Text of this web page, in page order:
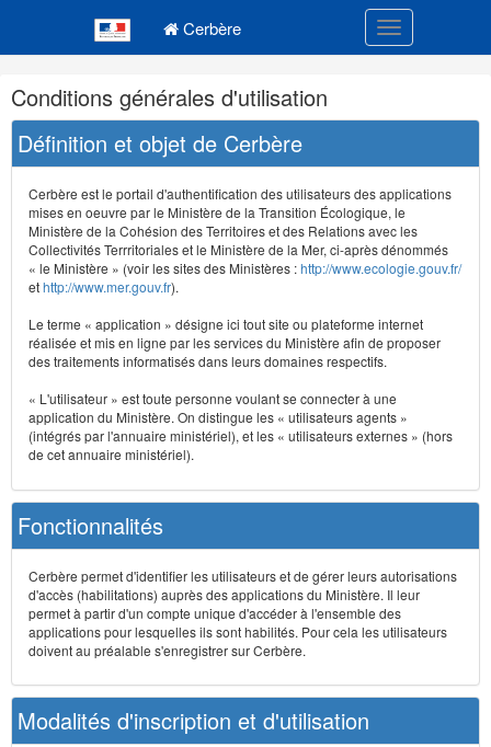
Cerbère Toggle
Navigation
et
outils
annexes
Conditions générales d'utilisation
Définition et objet de Cerbère
Cerbère est le portail d'authentification des utilisateurs des applications
mises en oeuvre par le Ministère de la Transition Écologique, le
Ministère de la Cohésion des Territoires et des Relations avec les
Collectivités Terrritoriales et le Ministère de la Mer, ci-après dénommés
« le Ministère » (voir les sites des Ministères :http://www.ecologie.gouv.fr/
ethttp://www.mer.gouv.fr).
Le terme « application » désigne ici tout site ou plateforme internet
réalisée et mis en ligne par les services du Ministère afin de proposer
des traitements informatisés dans leurs domaines respectifs.
« L'utilisateur » est toute personne voulant se connecter à une
application du Ministère. On distingue les « utilisateurs agents »
(intégrés par l'annuaire ministériel), et les « utilisateurs externes » (hors
de cet annuaire ministériel).
Fonctionnalités
Cerbère permet d'identifier les utilisateurs et de gérer leurs autorisations
d'accès (habilitations) auprès des applications du Ministère. Il leur
permet à partir d'un compte unique d'accéder à l'ensemble des
applications pour lesquelles ils sont habilités. Pour cela les utilisateurs
doivent au préalable s'enregistrer sur Cerbère.
Modalités d'inscription et d'utilisation